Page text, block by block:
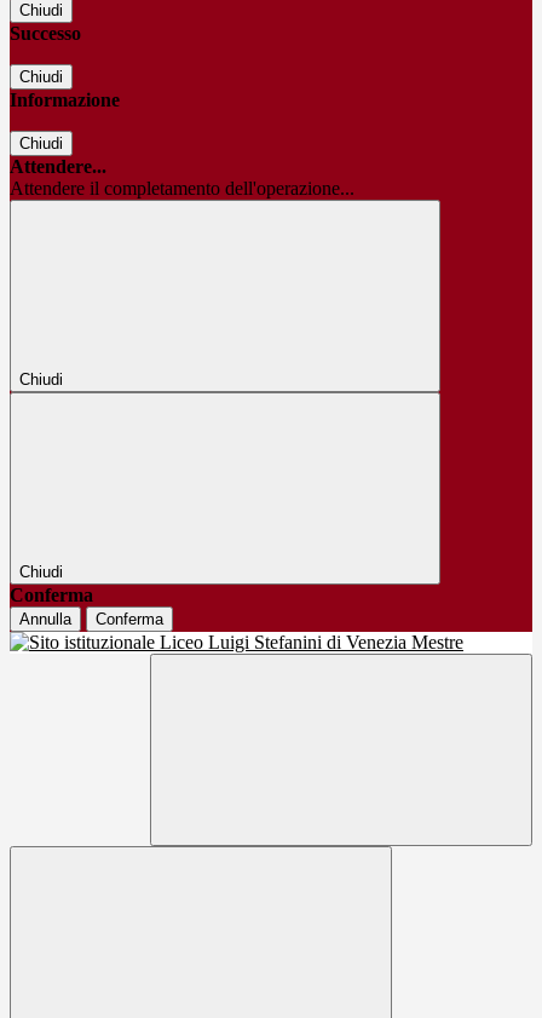
Chiudi
Successo
Chiudi
Informazione
Chiudi
Attendere...
Attendere il completamento dell'operazione...
Chiudi
Chiudi
Conferma
Annulla Conferma